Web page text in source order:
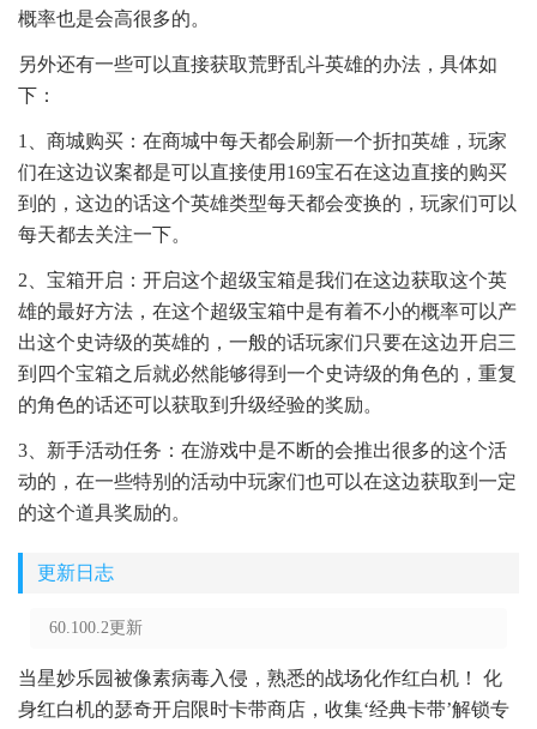
概率也是会高很多的。
另外还有一些可以直接获取荒野乱斗英雄的办法，具体如
下：
1、商城购买：在商城中每天都会刷新一个折扣英雄，玩家
们在这边议案都是可以直接使用169宝石在这边直接的购买
到的，这边的话这个英雄类型每天都会变换的，玩家们可以
每天都去关注一下。
2、宝箱开启：开启这个超级宝箱是我们在这边获取这个英
雄的最好方法，在这个超级宝箱中是有着不小的概率可以产
出这个史诗级的英雄的，一般的话玩家们只要在这边开启三
到四个宝箱之后就必然能够得到一个史诗级的角色的，重复
的角色的话还可以获取到升级经验的奖励。
3、新手活动任务：在游戏中是不断的会推出很多的这个活
动的，在一些特别的活动中玩家们也可以在这边获取到一定
的这个道具奖励的。
更新日志
60.100.2更新
当星妙乐园被像素病毒入侵，熟悉的战场化作红白机！ 化
身红白机的瑟奇开启限时卡带商店，收集‘经典卡带’解锁专